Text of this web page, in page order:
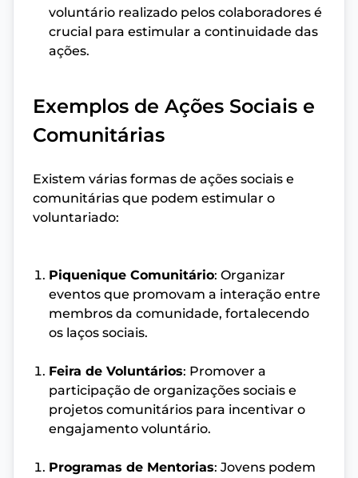
voluntário realizado pelos colaboradores é
crucial para estimular a continuidade das
ações.
Exemplos de Ações Sociais e
Comunitárias
Existem várias formas de ações sociais e
comunitárias que podem estimular o
voluntariado:
Piquenique Comunitário: Organizar
eventos que promovam a interação entre
membros da comunidade, fortalecendo
os laços sociais.
Feira de Voluntários: Promover a
participação de organizações sociais e
projetos comunitários para incentivar o
engajamento voluntário.
Programas de Mentorias: Jovens podem